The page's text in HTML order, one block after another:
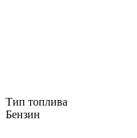
Тип топлива
Бензин